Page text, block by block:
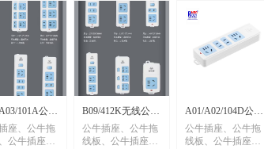
101A公牛
牛排插公牛
座、公牛拖
公牛插座
B09/412K无线公牛
插座公牛排插
公牛插座、公牛拖
线板、公牛插座
A01/A02/104D公牛
插座公牛排插公牛
公牛插座、公牛拖
线板、公牛插座